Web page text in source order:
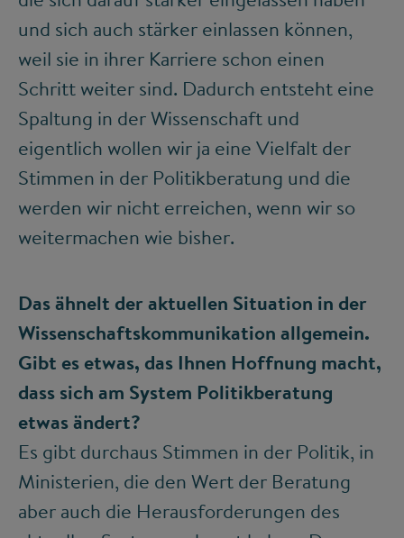
und sich auch stärker einlassen können,
weil sie in ihrer Karriere schon einen
Schritt weiter sind. Dadurch entsteht eine
Spaltung in der Wissenschaft und
eigentlich wollen wir ja eine Vielfalt der
Stimmen in der Politikberatung und die
werden wir nicht erreichen, wenn wir so
weitermachen wie bisher.
Das ähnelt der aktuellen Situation in der
Wissenschaftskommunikation allgemein.
Gibt es etwas, das Ihnen Hoffnung macht,
dass sich am System Politikberatung
etwas ändert?
Es gibt durchaus Stimmen in der Politik, in
Ministerien, die den Wert der Beratung
aber auch die Herausforderungen des